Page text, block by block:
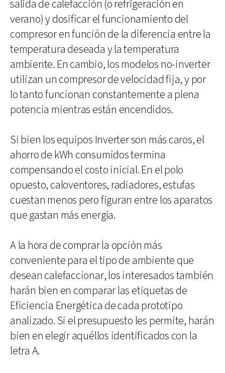
salida de calefacción (o refrigeración en
verano) y dosificar el funcionamiento del
compresor en función de la diferencia entre la
temperatura deseada y la temperatura
ambiente. En cambio, los modelos no-inverter
utilizan un compresor de velocidad fija, y por
lo tanto funcionan constantemente a plena
potencia mientras están encendidos.
Si bien los equipos Inverter son más caros, el
ahorro de kWh consumidos termina
compensando el costo inicial. En el polo
opuesto, caloventores, radiadores, estufas
cuestan menos pero figuran entre los aparatos
que gastan más energía.
A la hora de comprar la opción más
conveniente para el tipo de ambiente que
desean calefaccionar, los interesados también
harán bien en comparar las etiquetas de
Eficiencia Energética de cada prototipo
analizado. Si el presupuesto les permite, harán
bien en elegir aquéllos identificados con la
letra A.